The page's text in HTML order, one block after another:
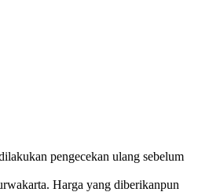
pengecekan ulang sebelum
Harga yang diberikanpun